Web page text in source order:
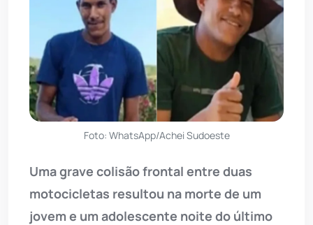
Foto: WhatsApp/Achei Sudoeste
Uma grave colisão frontal entre duas
motocicletas resultou na morte de um
jovem e um adolescente noite do último